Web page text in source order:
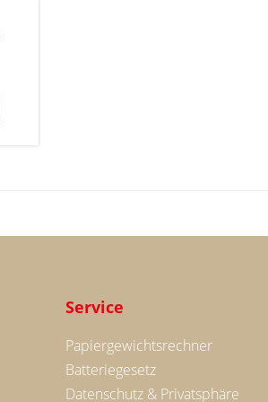
Service
Papiergewichtsrechner
Batteriegesetz
Datenschutz & Privatsphäre